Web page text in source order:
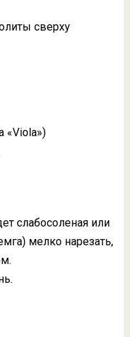
сверху
«Viola»)
слабосоленая или
мелко нарезать,